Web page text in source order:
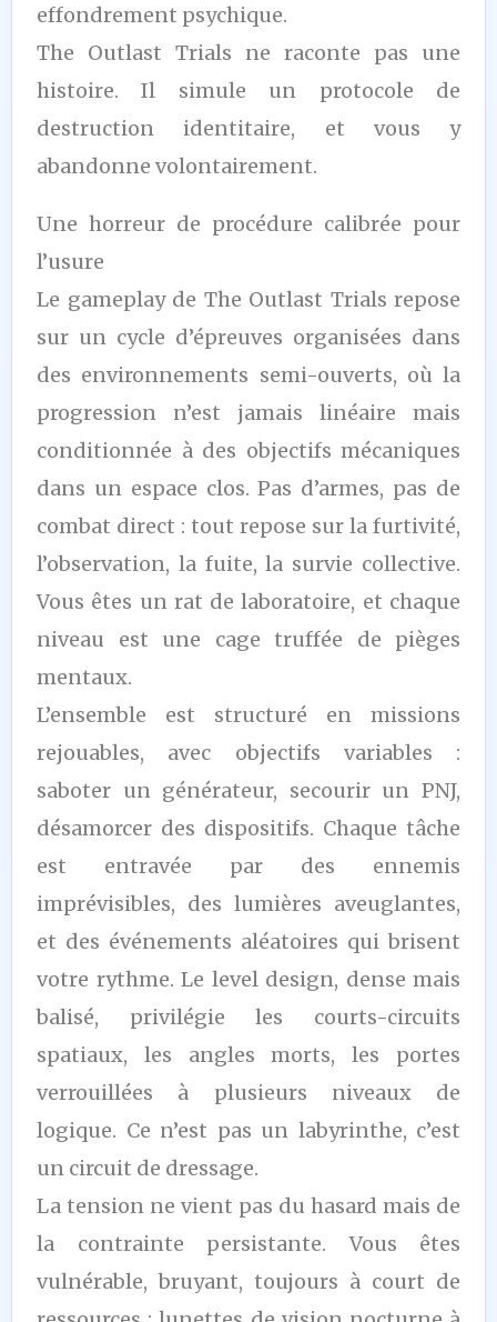
effondrement psychique.
The Outlast Trials ne raconte pas une
histoire. Il simule un protocole de
destruction identitaire, et vous y
abandonne volontairement.
Une horreur de procédure calibrée pour
l’usure
Le gameplay de The Outlast Trials repose
sur un cycle d’épreuves organisées dans
des environnements semi-ouverts, où la
progression n’est jamais linéaire mais
conditionnée à des objectifs mécaniques
dans un espace clos. Pas d’armes, pas de
combat direct : tout repose sur la furtivité,
l’observation, la fuite, la survie collective.
Vous êtes un rat de laboratoire, et chaque
niveau est une cage truffée de pièges
mentaux.
L’ensemble est structuré en missions
rejouables, avec objectifs variables :
saboter un générateur, secourir un PNJ,
désamorcer des dispositifs. Chaque tâche
est entravée par des ennemis
imprévisibles, des lumières aveuglantes,
et des événements aléatoires qui brisent
votre rythme. Le level design, dense mais
balisé, privilégie les courts-circuits
spatiaux, les angles morts, les portes
verrouillées à plusieurs niveaux de
logique. Ce n’est pas un labyrinthe, c’est
un circuit de dressage.
La tension ne vient pas du hasard mais de
la contrainte persistante. Vous êtes
vulnérable, bruyant, toujours à court de